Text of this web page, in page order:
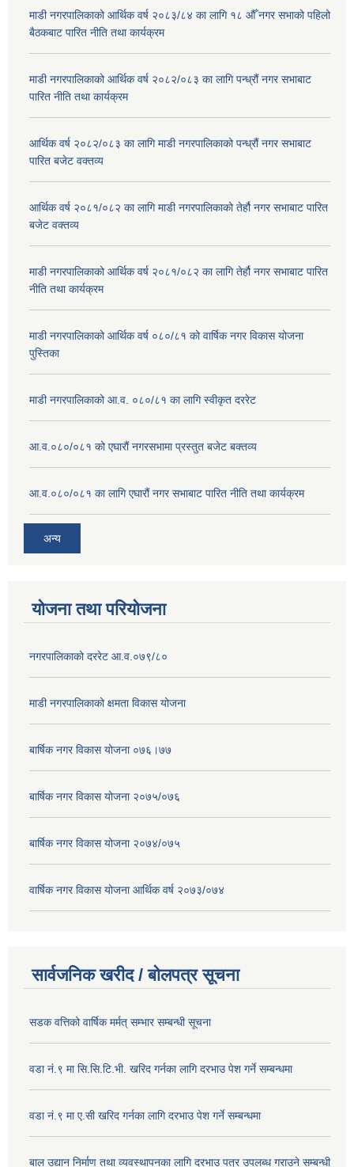
माडी नगरपालिकाको आर्थिक वर्ष २०८३/८४ का लागि १८ औँ नगर सभाको पहिलो
बैठकबाट पारित नीति तथा कार्यक्रम
माडी नगरपालिकाको आर्थिक वर्ष २०८२/०८३ का लागि पन्ध्रौं नगर सभाबाट
पारित नीति तथा कार्यक्रम
आर्थिक वर्ष २०८२/०८३ का लागि माडी नगरपालिकाको पन्ध्रौं नगर सभाबाट
पारित बजेट वक्तव्य
आर्थिक वर्ष २०८१/०८२ का लागि माडी नगरपालिकाको तेर्हौ नगर सभाबाट पारित
बजेट वक्तव्य
माडी नगरपालिकाको आर्थिक वर्ष २०८१/०८२ का लागि तेर्हौ नगर सभाबाट पारित
नीति तथा कार्यक्रम
माडी नगरपालिकाको आर्थिक वर्ष ०८०/८१ को वार्षिक नगर विकास योजना
पुस्तिका
माडी नगरपालिकाको आ.व. ०८०/८१ का लागि स्वीकृत दररेट
आ.व.०८०/०८१ को एघारौं नगरसभामा प्रस्तुत बजेट बक्तव्य
आ.व.०८०/०८१ का लागि एघारौं नगर सभाबाट पारित नीति तथा कार्यक्रम
अन्य
योजना तथा परियोजना
नगरपालिकाको दररेट आ.व.०७९/८०
माडी नगरपालिकाको क्षमता विकास योजना
बार्षिक नगर विकास योजना ०७६।७७
बार्षिक नगर विकास योजना २०७५/०७६
बार्षिक नगर विकास योजना २०७४/०७५
वार्षिक नगर विकास योजना आर्थिक वर्ष २०७३/०७४
सार्वजनिक खरीद / बोलपत्र सूचना
सडक वत्तिको वार्षिक मर्मत् सम्भार सम्बन्धी सूचना
वडा नं.९ मा सि.सि.टि.भी. खरिद गर्नका लागि दरभाउ पेश गर्ने सम्बन्धमा
वडा नं.९ मा ए.सी खरिद गर्नका लागि दरभाउ पेश गर्ने सम्बन्धमा
बाल उद्यान निर्माण तथा व्यवस्थापनका लागि दरभाउ पत्र उपलब्ध गराउने सम्बन्धी